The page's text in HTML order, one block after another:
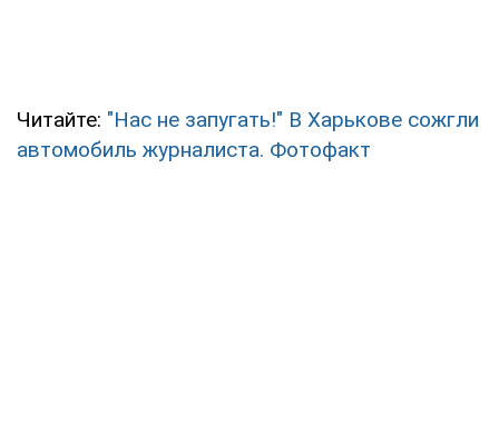
Читайте: "Нас не запугать!" В Харькове сожгли
автомобиль журналиста. Фотофакт